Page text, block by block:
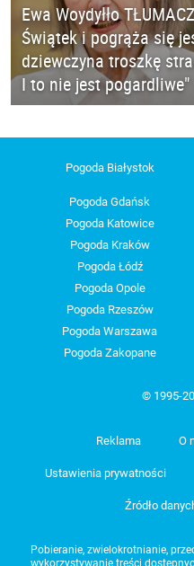
Ewa Woydyłło
Świątek i pogrąża się
dziewczyna troszkę
I to nie jest pogardliwe"
Pogoda Białystok
Pogoda Gdańsk
Pogoda Katowice
Pogoda Kraków
Pogoda Łódź
Pogoda Opole
Pogoda Rzeszów
Pogoda Warszawa
Pogoda Zakopane
© 1995-
Reklama O
Ustawienia prywatności
Źródło
Pobieranie, zwielokrotnianie,
wykorzystywanie treści